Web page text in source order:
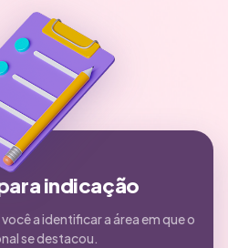
indicação
a identificar a área em que o
se destacou.